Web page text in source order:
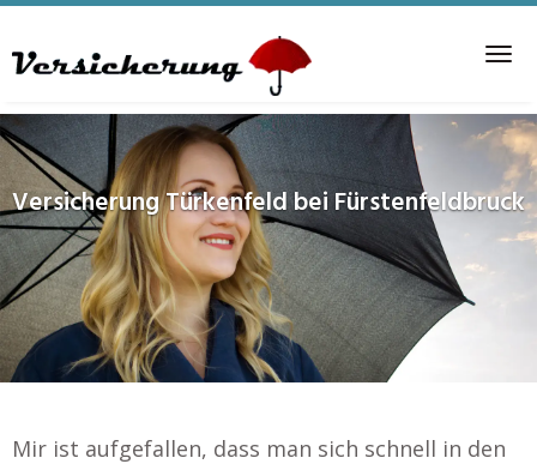
to
content
VersicherungTürkenfeld bei Fürstenfeldbruck
Mir ist aufgefallen, dass man sich schnell in den